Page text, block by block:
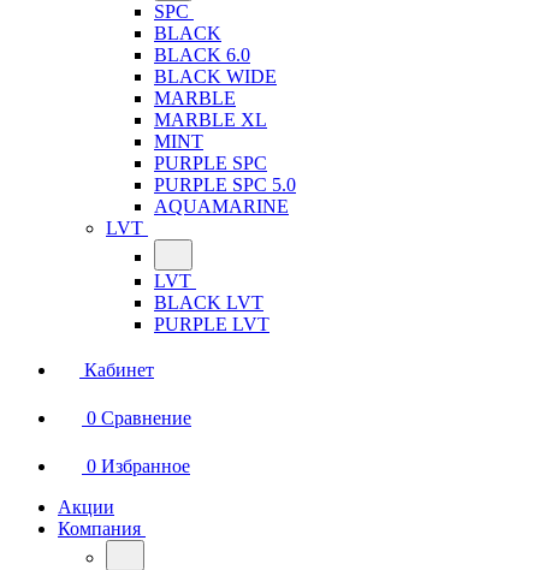
SPC
BLACK
BLACK 6.0
BLACK WIDE
MARBLE
MARBLE XL
MINT
PURPLE SPC
PURPLE SPC 5.0
AQUAMARINE
LVT
LVT
BLACK LVT
PURPLE LVT
Кабинет
0 Сравнение
0 Избранное
Акции
Компания